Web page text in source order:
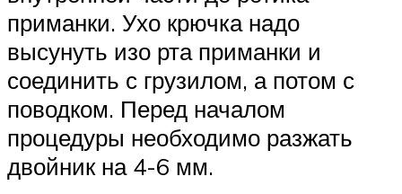
приманки. Ухо крючка надо
высунуть изо рта приманки и
соединить с грузилом, а потом с
поводком. Перед началом
процедуры необходимо разжать
двойник на 4-6 мм.